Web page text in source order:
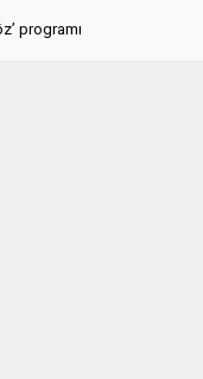
programı